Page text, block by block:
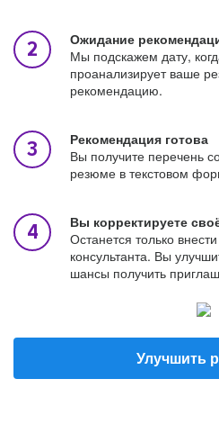
Ожидание
Мы подскажем дату,
проанализирует ваше
рекомендацию.
Рекомендация готова
Вы получите перечень
резюме в текстовом
Вы корректируете
Останется только
консультанта. Вы
шансы получить
Улучшить